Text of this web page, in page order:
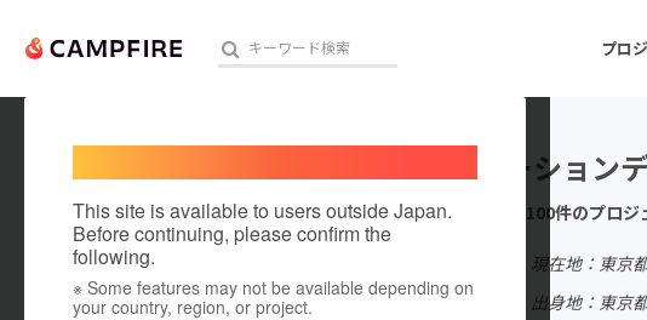
プロ
人気のプロジェクト 注目のリターン
アート・写真 音楽
This site is available to users outside Japan.
Before continuing, please confirm the
following.
※ Some features may not be available depending on
your country, region, or project.
イノベーション
これまでに100件のプロ
現在地：東京
出身国：日本
出身地：東京